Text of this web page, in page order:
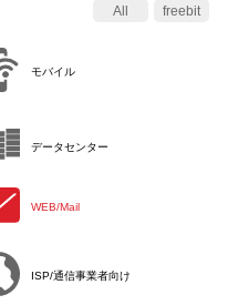
All freebit
モバイル
データセンター
WEB/Mail
ISP/通信事業者向け